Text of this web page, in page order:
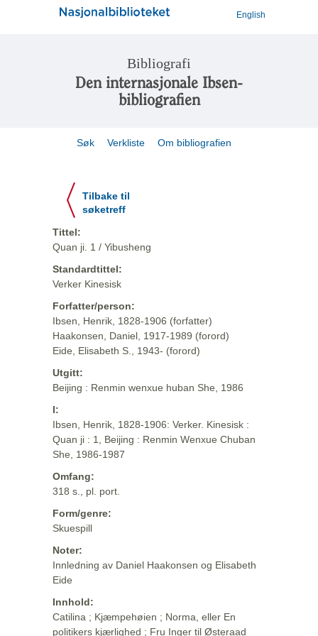
English
Bibliografi
Den internasjonale Ibsen-
bibliografien
Søk Verkliste Om bibliografien
Tilbake til
søketreff
Tittel:
Quan ji. 1 / Yibusheng
Standardtittel:
Verker Kinesisk
Forfatter/person:
Ibsen, Henrik, 1828-1906 (forfatter)
Haakonsen, Daniel, 1917-1989 (forord)
Eide, Elisabeth S., 1943- (forord)
Utgitt:
Beijing : Renmin wenxue huban She, 1986
I:
Ibsen, Henrik, 1828-1906: Verker. Kinesisk :
Quan ji : 1, Beijing : Renmin Wenxue Chuban
She, 1986-1987
Omfang:
318 s., pl. port.
Form/genre:
Skuespill
Noter:
Innledning av Daniel Haakonsen og Elisabeth
Eide
Innhold:
Catilina ; Kjæmpehøien ; Norma, eller En
politikers kjærlighed ; Fru Inger til Østeraad